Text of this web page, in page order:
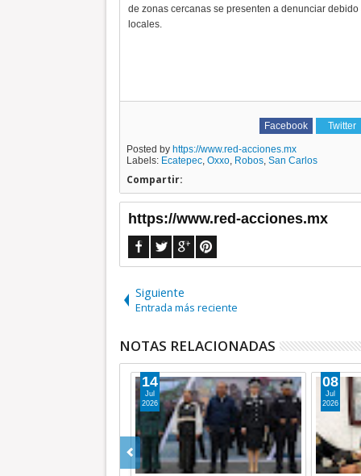
de zonas cercanas se presenten a denunciar
locales.
Facebook Twitter
Posted by https://www.red-acciones.mx
Labels: Ecatepec, Oxxo, Robos, San Carlos
Compartir:
https://www.red-acciones.mx
Siguiente
Entrada más reciente
NOTAS RELACIONADAS
14
Jun
2026
15
2026